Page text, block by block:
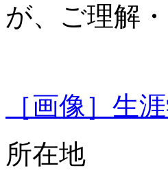
が、ご理解
［画像］生
所在地